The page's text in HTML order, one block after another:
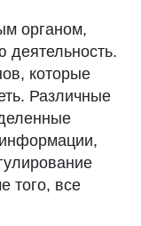
органом,
деятельность.
которые
Различные
того, все